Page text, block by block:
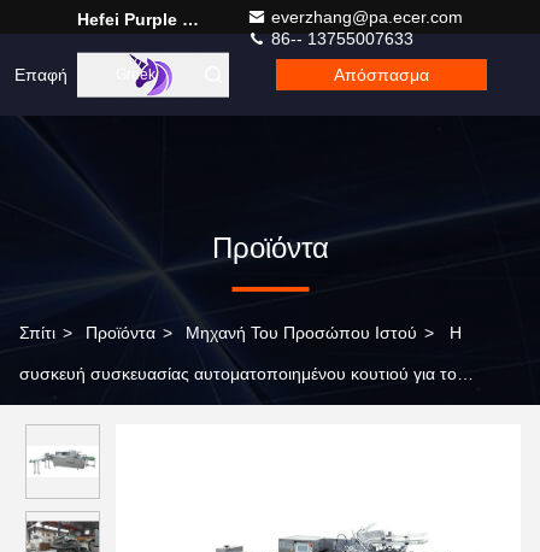
Hefei Purple Horn E-Commerce Co., Ltd.
everzhang@pa.ecer.com
86-- 13755007633
Επαφή
Greek Απόσπασμα
Προϊόντα
Σπίτι > Προϊόντα > Μηχανή Του Προσώπου Ιστού > Η
συσκευή συσκευασίας αυτοματοποιημένου κουτιού για το